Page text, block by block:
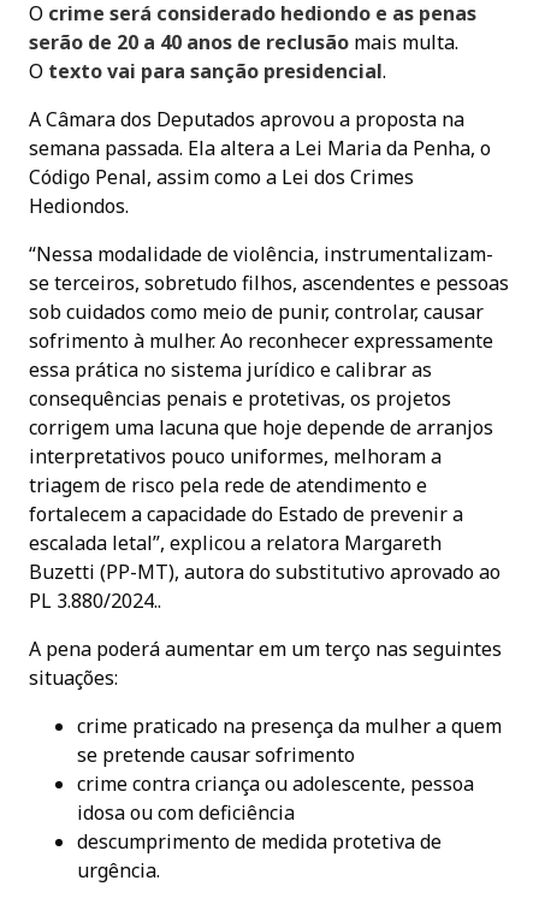
O crime será considerado hediondo e as penas
serão de 20 a 40 anos de reclusão mais multa.
O texto vai para sanção presidencial.
A Câmara dos Deputados aprovou a proposta na
semana passada. Ela altera a Lei Maria da Penha, o
Código Penal, assim como a Lei dos Crimes
Hediondos.
“Nessa modalidade de violência, instrumentalizam-
se terceiros, sobretudo filhos, ascendentes e pessoas
sob cuidados como meio de punir, controlar, causar
sofrimento à mulher. Ao reconhecer expressamente
essa prática no sistema jurídico e calibrar as
consequências penais e protetivas, os projetos
corrigem uma lacuna que hoje depende de arranjos
interpretativos pouco uniformes, melhoram a
triagem de risco pela rede de atendimento e
fortalecem a capacidade do Estado de prevenir a
escalada letal”, explicou a relatora Margareth
Buzetti (PP-MT), autora do substitutivo aprovado ao
PL 3.880/2024..
A pena poderá aumentar em um terço nas seguintes
situações:
crime praticado na presença da mulher a quem
se pretende causar sofrimento
crime contra criança ou adolescente, pessoa
idosa ou com deficiência
descumprimento de medida protetiva de
urgência.